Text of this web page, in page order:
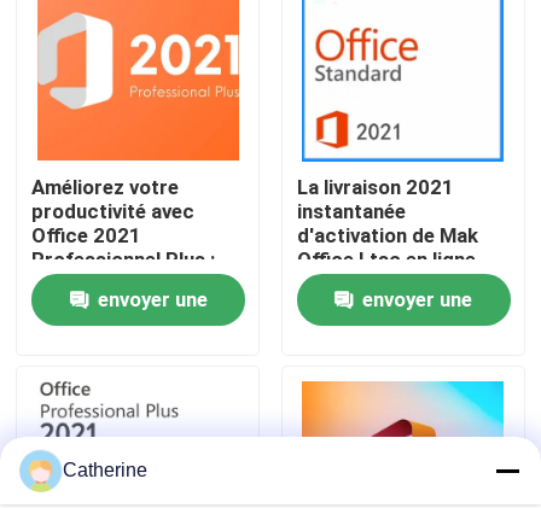
À propos de nous
Contrôle de la qualité
Nous contacter
Nouvelles
Office 2024 clé acheter
plus professionnel du bureau 2021
Améliorez votre
productivité avec
Office 2021
Professionnel Plus :
des outils améliorés
pour 5 appareils
envoyer une
La livraison 2021
instantanée
d'activation de Mak
Office Ltsc en ligne
professionnel plus la
clé
envoyer une
Catherine